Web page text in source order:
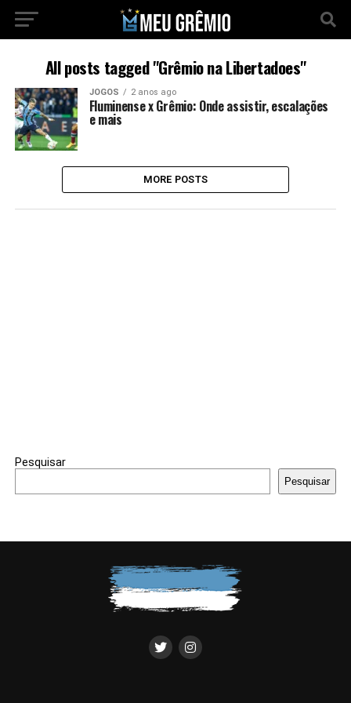
All posts tagged "Grêmio na Libertadoes"
JOGOS 2 anos ago
Fluminense x Grêmio: Onde assistir, escalações
e mais
MORE POSTS
Pesquisar
Pesquisar